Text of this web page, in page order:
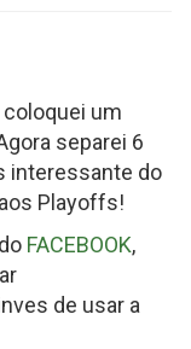
um
separei 6
interessante do
Playoffs!
FACEBOOK,
de usar a